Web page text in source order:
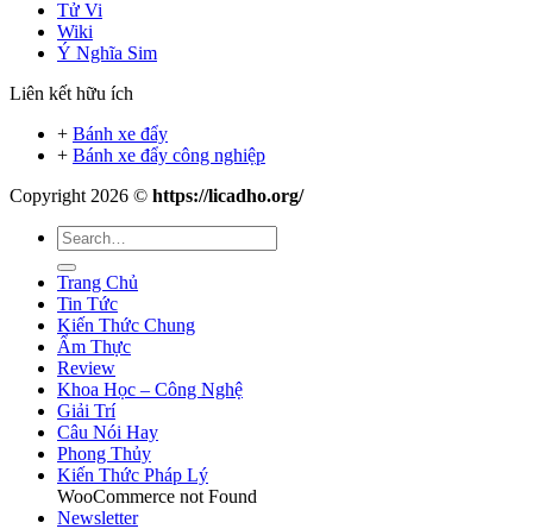
Tử Vi
Wiki
Ý Nghĩa Sim
Liên kết hữu ích
+ Bánh xe đẩy
+ Bánh xe đẩy công nghiệp
Copyright 2026 © https://licadho.org/
Trang Chủ
Tin Tức
Kiến Thức Chung
Ẩm Thực
Review
Khoa Học – Công Nghệ
Giải Trí
Câu Nói Hay
Phong Thủy
Kiến Thức Pháp Lý
WooCommerce not Found
Newsletter